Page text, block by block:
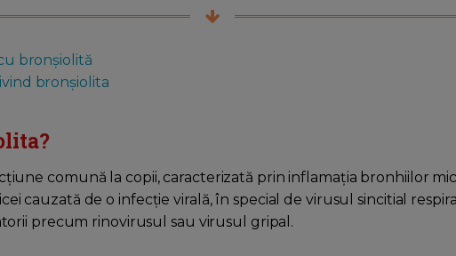
bronșiolită
bronșiolita
comună la copii, caracterizată prin inflamația bronhiilor
cauzată de o infecție virală, în special de virusul sincitial
precum rinovirusul sau virusul gripal.